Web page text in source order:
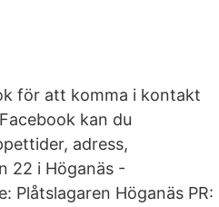
för att komma i kontakt
kan du
adress,
22 i Höganäs -
Plåtslagaren Höganäs PR: